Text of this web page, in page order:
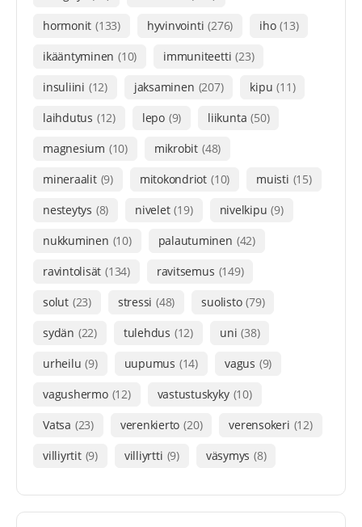
hormonit (133) hyvinvointi (276) iho (13)
ikääntyminen (10) immuniteetti (23)
insuliini (12) jaksaminen (207) kipu (11)
laihdutus (12) lepo (9) liikunta (50)
magnesium (10) mikrobit (48)
mineraalit (9) mitokondriot (10) muisti (15)
nesteytys (8) nivelet (19) nivelkipu (9)
nukkuminen (10) palautuminen (42)
ravintolisät (134) ravitsemus (149)
solut (23) stressi (48) suolisto (79)
sydän (22) tulehdus (12) uni (38)
urheilu (9) uupumus (14) vagus (9)
vagushermo (12) vastustuskyky (10)
Vatsa (23) verenkierto (20) verensokeri (12)
villiyrtit (9) villiyrtti (9) väsymys (8)